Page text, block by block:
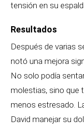
tensión en su
Resultados
Después de varias
notó una mejora
No solo podía
molestias, sino que
menos estresado.
David manejar su